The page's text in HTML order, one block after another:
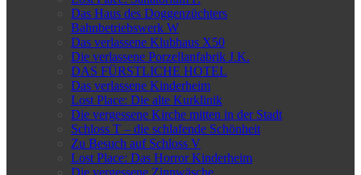
Das Haus des Doggenzüchters
Bahnbetriebswerk W
Das verlassene Klubhaus X50
Die verlassene Porzellanfabrik J.K.
DAS FÜRSTLICHE HOTEL
Das verlassene Kinderheim
Lost Place: Die alte Kurklinik
Die vergessene Kirche mitten in der Stadt
Schloss T – die schlafende Schönheit
Zu Besuch auf Schloss V
Lost Place: Das Horror Kinderheim
Die vergessene Zinnwäsche